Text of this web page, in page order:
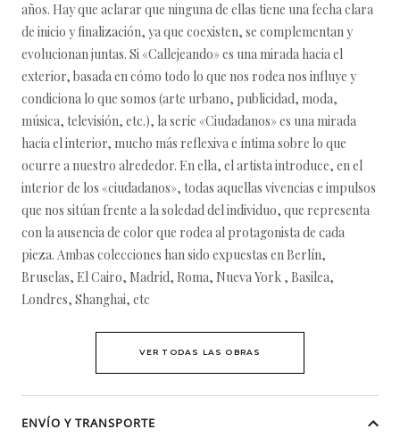
años. Hay que aclarar que ninguna de ellas tiene una fecha clara
de inicio y finalización, ya que coexisten, se complementan y
evolucionan juntas. Si «Callejeando» es una mirada hacia el
exterior, basada en cómo todo lo que nos rodea nos influye y
condiciona lo que somos (arte urbano, publicidad, moda,
música, televisión, etc.), la serie «Ciudadanos» es una mirada
hacia el interior, mucho más reflexiva e íntima sobre lo que
ocurre a nuestro alrededor. En ella, el artista introduce, en el
interior de los «ciudadanos», todas aquellas vivencias e impulsos
que nos sitúan frente a la soledad del individuo, que representa
con la ausencia de color que rodea al protagonista de cada
pieza. Ambas colecciones han sido expuestas en Berlín,
Bruselas, El Cairo, Madrid, Roma, Nueva York , Basilea,
Londres, Shanghai, etc
VER TODAS LAS OBRAS
ENVÍO Y TRANSPORTE